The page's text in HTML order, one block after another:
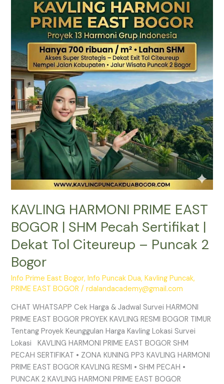
KAVLING HARMONI PRIME EAST
BOGOR | SHM Pecah Sertifikat |
Dekat Tol Citeureup – Puncak 2
Bogor
Info Prime East Bogor,Info Puncak Dua,Kavling Puncak,
PRIME EAST BOGOR /rdalandacademy@gmail.com
CHAT WHATSAPP Cek Harga & Jadwal Survei HARMONI
PRIME EAST BOGOR PROYEK KAVLING RESMI BOGOR TIMUR
Tentang Proyek Keunggulan Harga Kavling Lokasi Survei
Lokasi KAVLING HARMONI PRIME EAST BOGOR SHM
PECAH SERTIFIKAT • ZONA KUNING PP3 KAVLING HARMONI
PRIME EAST BOGOR KAVLING RESMI • SHM PECAH •
PUNCAK 2 KAVLING HARMONI PRIME EAST BOGOR
HARMONI
BOGOR
|
SHM
Pecah
Sertifikat
|
Dekat
Tol
Citeureup
–
Puncak
2